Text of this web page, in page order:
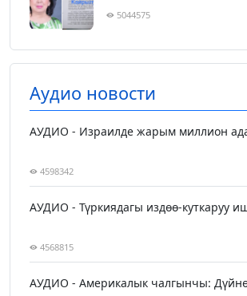
5044575
Аудио новости
АУДИО - Израилде жарым миллион
4598342
АУДИО - Түркиядагы издөө-куткаруу
4568815
АУДИО - Америкалык чалгынчы: